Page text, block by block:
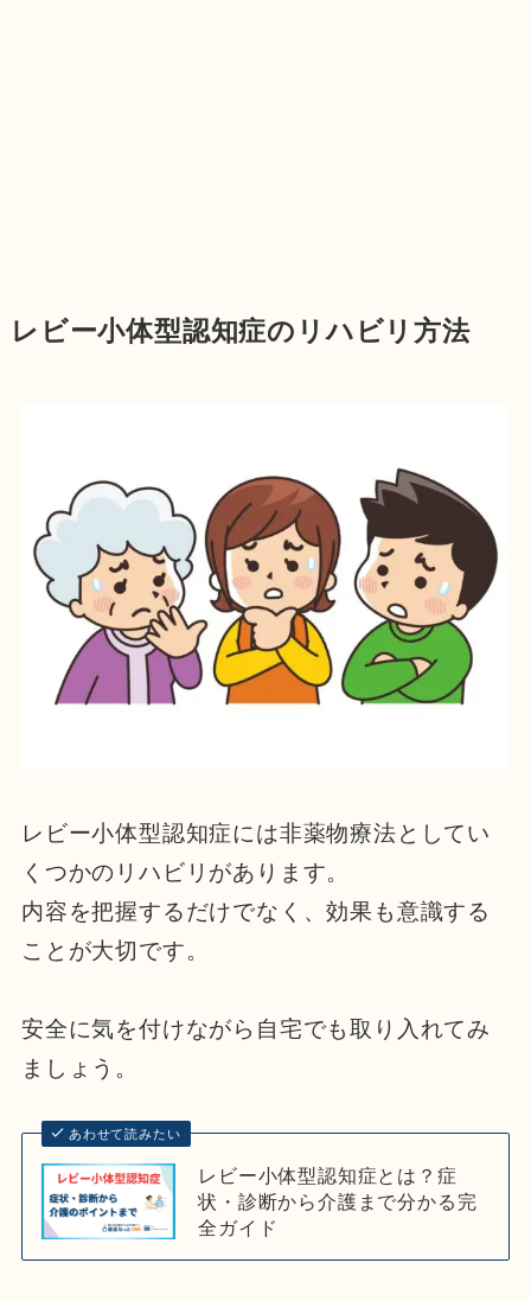
レビー小体型認知症のリハビリ方法
レビー小体型認知症には非薬物療法としてい
くつかのリハビリがあります。
内容を把握するだけでなく、効果も意識する
ことが大切です。
安全に気を付けながら自宅でも取り入れてみ
ましょう。
あわせて読みたい
レビー小体型認知症とは？症
状・診断から介護まで分かる完
全ガイド